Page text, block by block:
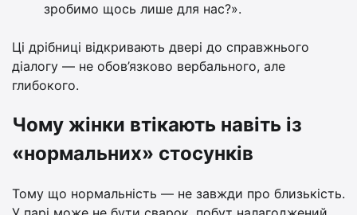
зробимо щось лише для нас?».
Ці дрібниці відкривають двері до справжнього
діалогу — не обов’язково вербального, але
глибокого.
Чому жінки втікають навіть із
«нормальних» стосунків
Тому що нормальність — не завжди про близькість.